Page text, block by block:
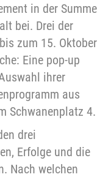
in der Summe
bei. Drei der
zum 15. Oktober
Eine pop-up
ihrer
aus
Schwanenplatz 4.
drei
Erfolge und die
Nach welchen